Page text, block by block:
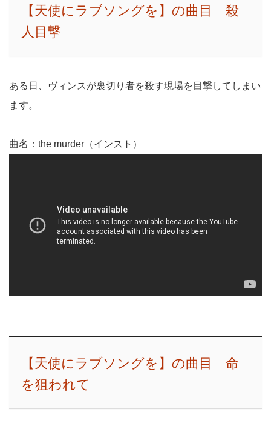
【天使にラブソングを】の曲目 殺
人目撃
ある日、ヴィンスが裏切り者を殺す現場を目撃してしまい
ます。
曲名：the murder（インスト）
【天使にラブソングを】の曲目 命
を狙われて